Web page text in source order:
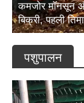
बिक्री, पहली
पशुपालन